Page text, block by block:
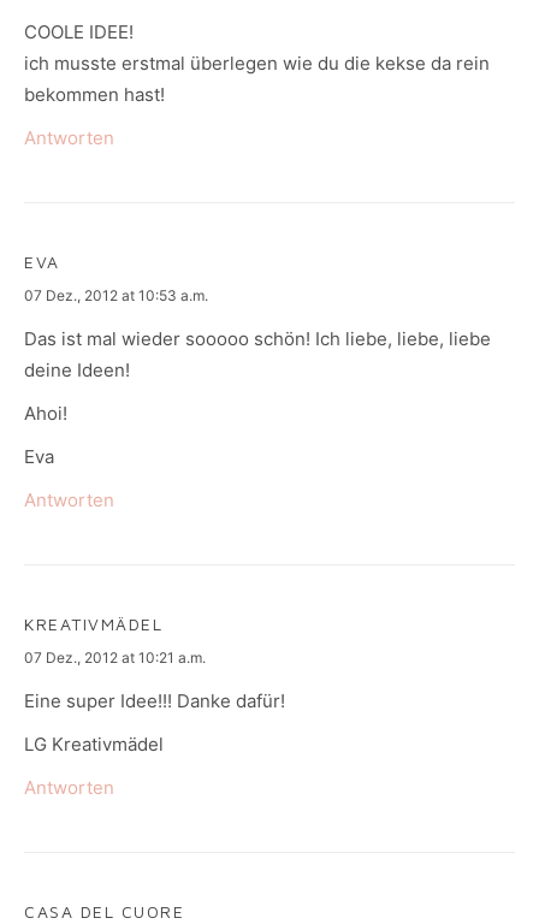
COOLE IDEE!
ich musste erstmal überlegen wie du die kekse da rein
bekommen hast!
Antworten
EVA
says:
07 Dez., 2012 at 10:53 a.m.
Das ist mal wieder sooooo schön! Ich liebe, liebe, liebe
deine Ideen!
Ahoi!
Eva
Antworten
KREATIVMÄDEL
says:
07 Dez., 2012 at 10:21 a.m.
Eine super Idee!!! Danke dafür!
LG Kreativmädel
Antworten
CASA DEL CUORE